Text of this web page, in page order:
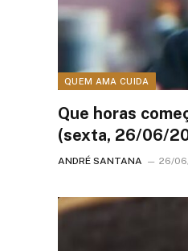
QUEM AMA CUIDA
Que horas
(sexta, 26/06/
ANDRÉ SANTANA 26/